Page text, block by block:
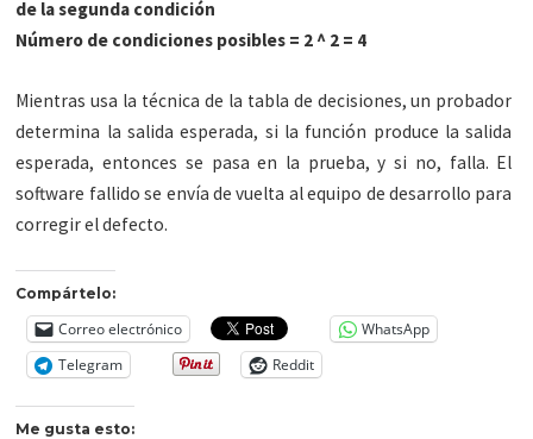
de la segunda condición
Número de condiciones posibles = 2 ^ 2 = 4
Mientras usa la técnica de la tabla de decisiones, un probador
determina la salida esperada, si la función produce la salida
esperada, entonces se pasa en la prueba, y si no, falla. El
software fallido se envía de vuelta al equipo de desarrollo para
corregir el defecto.
Compártelo:
Correo electrónico
WhatsApp
Telegram
Reddit
Me gusta esto: